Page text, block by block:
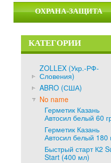
ОХРАНА-ЗАЩИТА
КАТЕГОРИИ
ZOLLEX (Укр.-РФ-
Словения)
ABRO (США)
No name
Герметик Казань
Автосил белый 60
Герметик Казань
Автосил белый 180
Быстрый старт К2
Start (400 мл)